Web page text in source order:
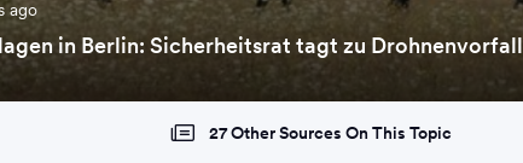
ago
in Berlin: Sicherheitsrat tagt zu Drohnenvorfall
27 Other Sources On This Topic